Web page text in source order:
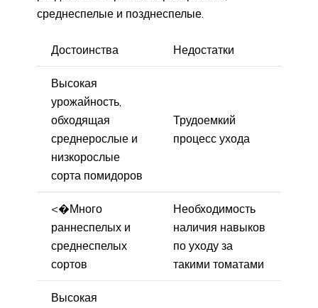
среднеспелые и позднеспелые.
Достоинства Недостатки
Высокая
урожайность,
обходящая
среднерослые и
низкорослые
сорта помидоров
Трудоемкий
процесс ухода
<�Много
раннеспелых и
среднеспелых
сортов
Необходимость
наличия навыков
по уходу за
такими томатами
Высокая